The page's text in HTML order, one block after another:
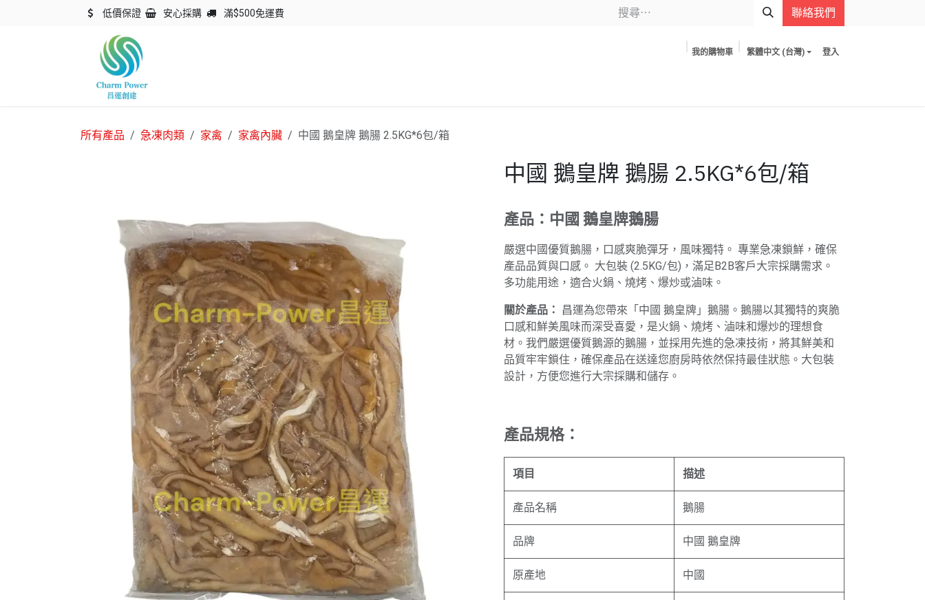
低價保證 安心採購 滿$500免運費 聯絡我們
我的購物車 繁體中文 (台灣) 登入
所有產品 急凍肉類 家禽 家禽內臟 中國 鵝皇牌 鵝腸 2.5KG*6包/箱
中國 鵝皇牌 鵝腸 2.5KG*6包/箱
產品：中國 鵝皇牌鵝腸
嚴選中國優質鵝腸，口感爽脆彈牙，風味獨特。 專業急凍鎖鮮，確保
產品品質與口感。 大包裝 (2.5KG/包)，滿足B2B客戶大宗採購需求。
多功能用途，適合火鍋、燒烤、爆炒或滷味。
關於產品：
昌運為您帶來「中國 鵝皇牌」鵝腸。鵝腸以其獨特的爽脆
口感和鮮美風味而深受喜愛，是火鍋、燒烤、滷味和爆炒的理想食
材。我們嚴選優質鵝源的鵝腸，並採用先進的急凍技術，將其鮮美和
品質牢牢鎖住，確保產品在送達您廚房時依然保持最佳狀態。大包裝
設計，方便您進行大宗採購和儲存。
產品規格：
項目 描述
產品名稱 鵝腸
品牌 中國 鵝皇牌
原產地 中國